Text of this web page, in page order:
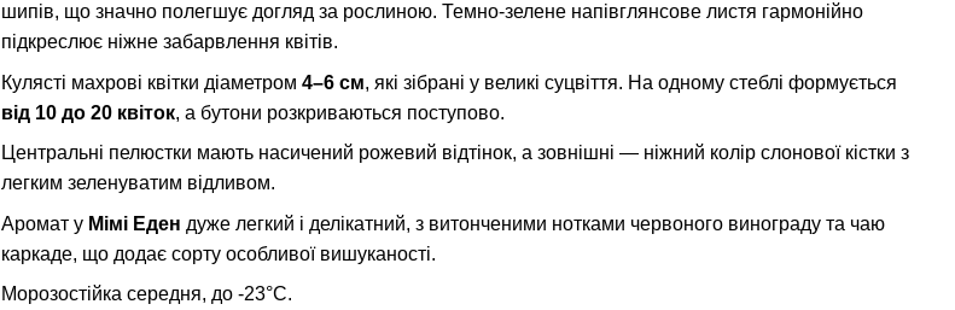
шипів, що значно полегшує догляд за рослиною. Темно-зелене напівглянсове листя гармонійно
підкреслює ніжне забарвлення квітів.
Кулясті махрові квітки діаметром 4–6 см, які зібрані у великі суцвіття. На одному стеблі формується
від 10 до 20 квіток, а бутони розкриваються поступово.
Центральні пелюстки мають насичений рожевий відтінок, а зовнішні — ніжний колір слонової кістки з
легким зеленуватим відливом.
Аромат у Мімі Еден дуже легкий і делікатний, з витонченими нотками червоного винограду та чаю
каркаде, що додає сорту особливої вишуканості.
Морозостійка середня, до -23°С.